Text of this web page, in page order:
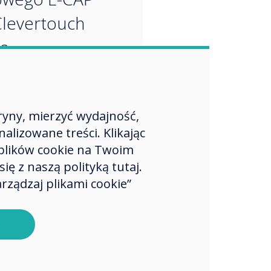
2018 na
B131 w
w dniach 16-
”.
mierzyć wydajność,
treści. Klikając
cookie na Twoim
z naszą polityką tutaj.
plikami cookie”